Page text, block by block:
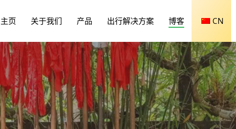
主页 关于我们 产品 出行解决方案 博客 CN